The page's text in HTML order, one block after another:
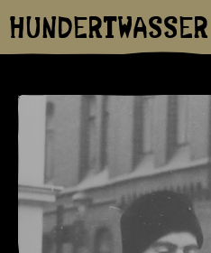
HUNDERTWASSER